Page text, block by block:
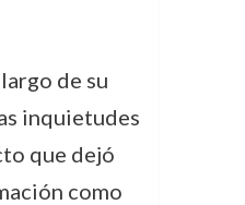
de su
inquietudes
que dejó
como